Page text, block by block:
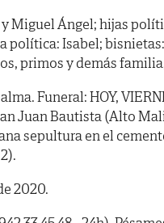
Miguel Ángel; hijas
política: Isabel;
primos y demás
Funeral: HOY,
Juan Bautista (Alto
sepultura en el
2020.